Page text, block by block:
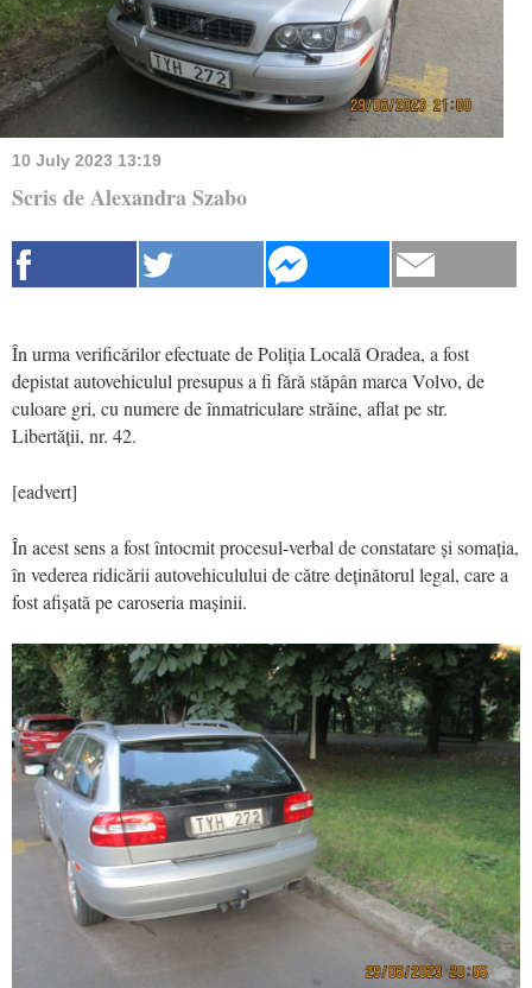
10 July 2023 13:19
Scris de Alexandra Szabo
În urma verificărilor efectuate de Poliția Locală Oradea, a fost
depistat autovehiculul presupus a fi fără stăpân marca Volvo, de
culoare gri, cu numere de înmatriculare străine, aflat pe str.
Libertății, nr. 42.
[eadvert]
În acest sens a fost întocmit procesul-verbal de constatare și somația,
în vederea ridicării autovehiculului de către deținătorul legal, care a
fost afișată pe caroseria mașinii.